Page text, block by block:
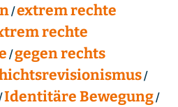
extrem rechte
rechte
gegen rechts
Identitäre Bewegung